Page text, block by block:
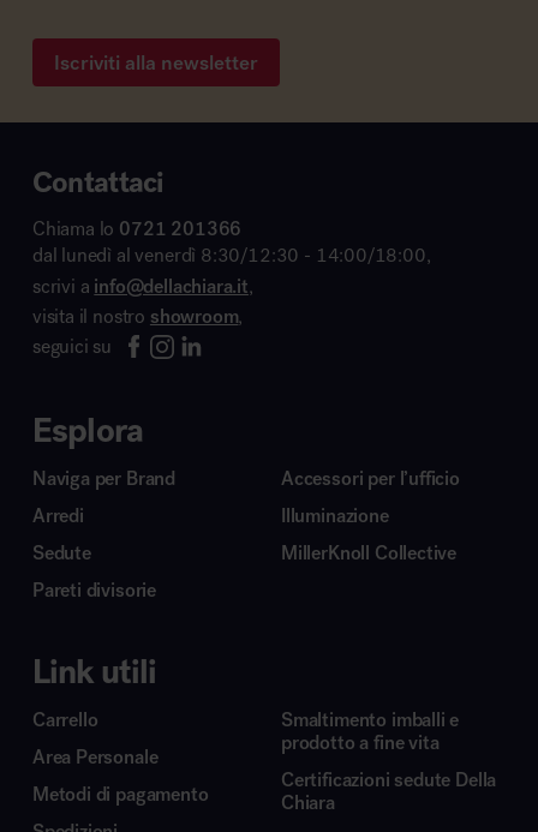
Iscriviti alla newsletter
Contattaci
Chiama lo 0721 201366
dal lunedì al venerdì 8:30/12:30 - 14:00/18:00,
scrivi a info@dellachiara.it,
visita il nostro showroom,
seguici su
Esplora
Naviga per Brand
Arredi
Sedute
Pareti divisorie
Accessori per l’ufficio
Illuminazione
MillerKnoll Collective
Link utili
Carrello
Area Personale
Metodi di pagamento
Smaltimento imballi e
prodotto a fine vita
Certificazioni sedute Della
Chiara